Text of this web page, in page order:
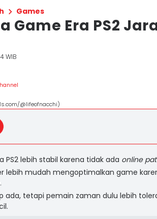
Games
Game Era PS2
WIB
@lifeofnacchi)
PS2 lebih stabil karena tidak ada online
lebih mudah mengoptimalkan game
ada, tetapi pemain zaman dulu lebih